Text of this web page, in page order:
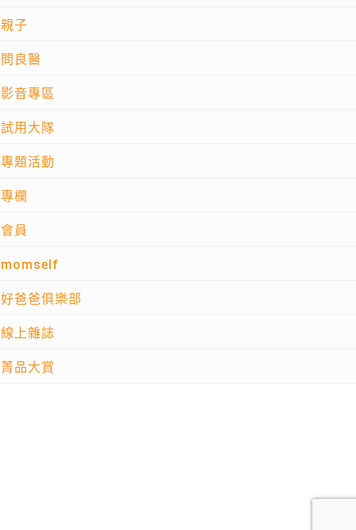
親子
問良醫
影音專區
試用大隊
專題活動
專欄
會員
momself
好爸爸俱樂部
線上雜誌
菁品大賞